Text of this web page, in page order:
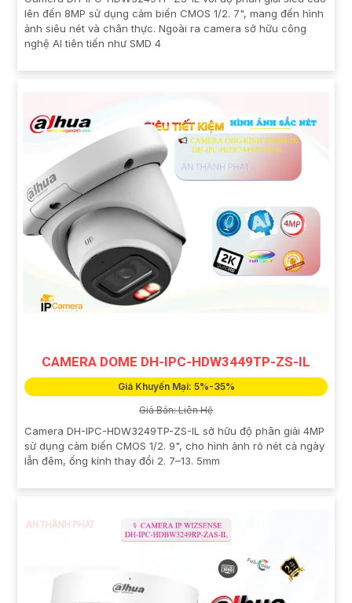
lên đến 8MP sử dụng cảm biến CMOS 1/2. 7", mang đến hình
ảnh siêu nét và chân thực. Ngoài ra camera sở hữu công
nghệ AI tiên tiến như SMD 4
CAMERA DOME DH-IPC-HDW3449TP-ZS-IL
Giá Khuyến Mại: 5%-35%
Giá Bán: Liên Hệ
Camera DH-IPC-HDW3249TP-ZS-IL sở hữu độ phân giải 4MP
sử dụng cảm biến CMOS 1/2. 9", cho hình ảnh rõ nét cả ngày
lẫn đêm, ống kính thay đổi 2. 7–13. 5mm